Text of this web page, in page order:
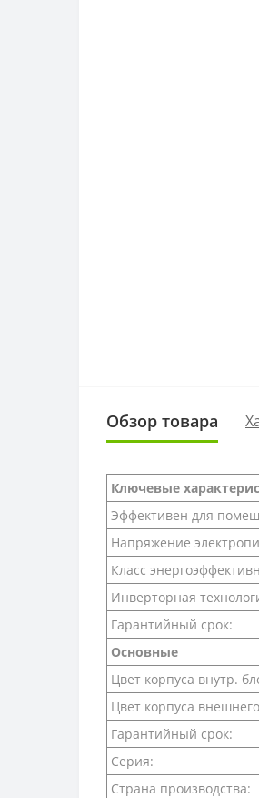
Обзор товара
Ключевые
Эффективен для
Напряжение
Класс
Инверторная
Гарантийный срок:
Основные
Цвет корпуса внутр.
Цвет корпуса
Гарантийный срок:
Серия:
Страна производства: